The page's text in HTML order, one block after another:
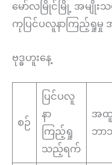
မော်လမြိုင်မြို့ အမျိုး
ကုပြင်ပလူနာကြည့်ရှုမှု
ဗုဒ္ဓဟူးနေ့
စဉ်
ပြင်ပလူ
နာ
ကြည့်ရှု
သည့်ရက်
အထူ
ဘာ